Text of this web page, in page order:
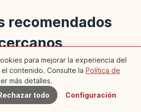
recomendados
recomendados en esta zona
Vida
Cercanos
para mejorar la experiencia del
contenido. Consulte la Política de
más detalles.
todo Configuración